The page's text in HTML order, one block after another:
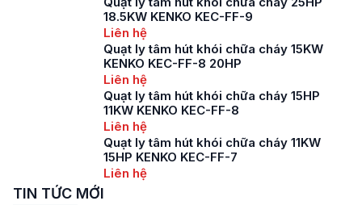
18.5KW KENKO KEC-FF-9
Liên hệ
Quạt ly tâm hút khói chữa cháy 15KW
KENKO KEC-FF-8 20HP
Liên hệ
Quạt ly tâm hút khói chữa cháy 15HP
11KW KENKO KEC-FF-8
Liên hệ
Quạt ly tâm hút khói chữa cháy 11KW
15HP KENKO KEC-FF-7
Liên hệ
TIN TỨC MỚI